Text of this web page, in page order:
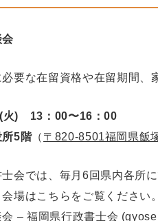
要な在留資格や在留期間、
(火) 13：00〜16：00
所5階（ 〒820-8501福岡県飯
会では、毎月6回県内各所
場はこちらをご覧ください。
– 福岡県行政書士会